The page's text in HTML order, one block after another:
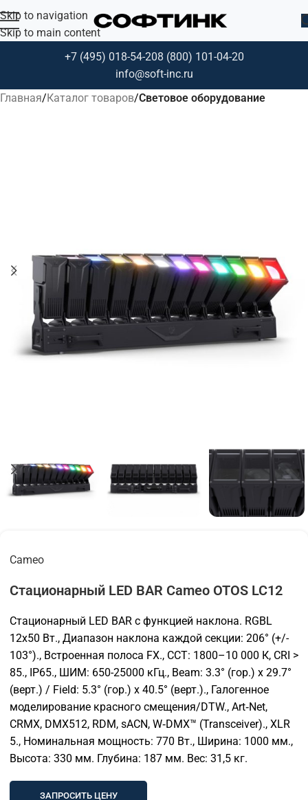
Skip to navigation
Skip to main content
+7 (495) 018-54-208 (800) 101-04-20
info@soft-inc.ru
Главная Каталог товаров Световое оборудование
Cameo
Стационарный LED BAR Cameo OTOS LC12
Стационарный LED BAR c функцией наклона. RGBL
12х50 Вт., Диапазон наклона каждой секции: 206° (+/-
103°)., Встроенная полоса FX., CCT: 1800–10 000 К, CRI >
85., IP65., ШИМ: 650-25000 кГц., Beam: 3.3° (гор.) x 29.7°
(верт.) / Field: 5.3° (гор.) x 40.5° (верт.)., Галогенное
моделирование красного смещения/DTW., Art‑Net,
CRMX, DMX512, RDM, sACN, W‑DMX™ (Transceiver)., XLR
5., Номинальная мощность: 770 Вт., Ширина: 1000 мм.,
Высота: 330 мм. Глубина: 187 мм. Вес: 31,5 кг.
ЗАПРОСИТЬ ЦЕНУ